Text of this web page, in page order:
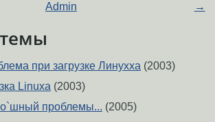
Admin →
при загрузке Линухха (2003)
Linuxa (2003)
проблемы... (2005)